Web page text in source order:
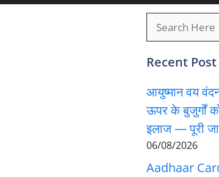
Recent Post
आयुष्मान वय
ऊपर के बुजुर्गों
इलाज — पूरी
06/08/2026
Aadhaar